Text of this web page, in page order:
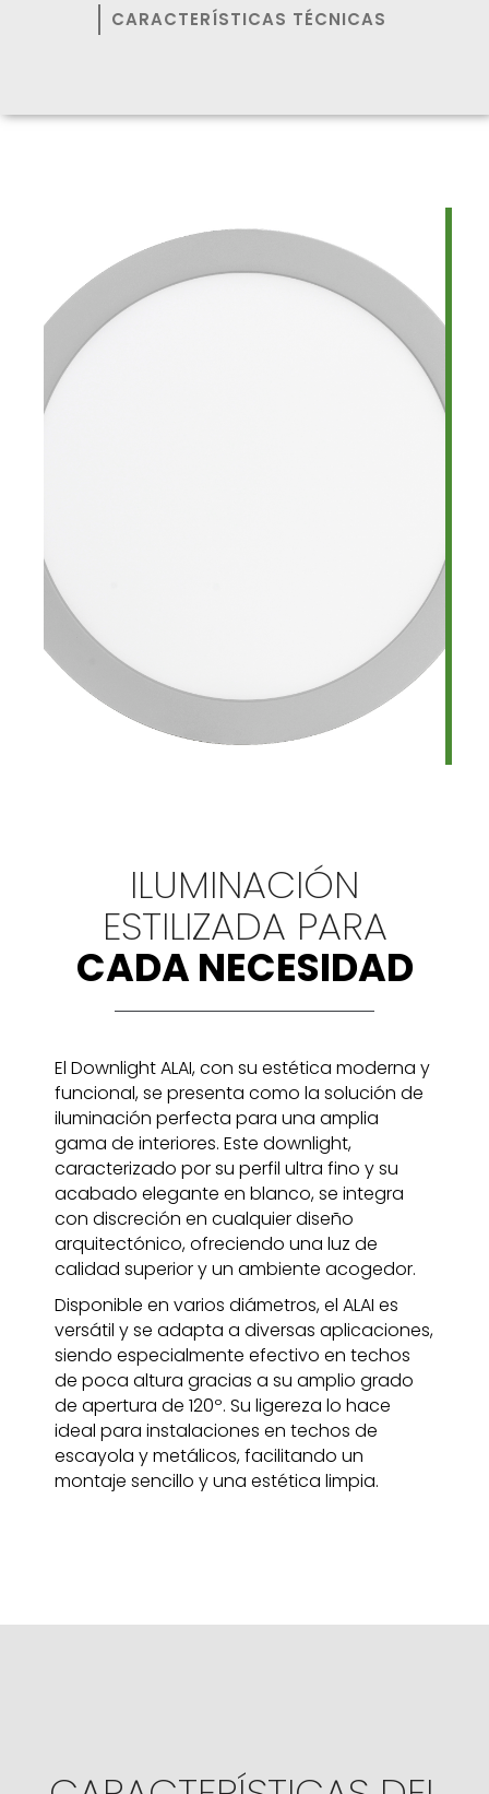
CARACTERÍSTICAS TÉCNICAS
ILUMINACIÓN
ESTILIZADA PARA
CADA NECESIDAD
El Downlight ALAI, con su estética moderna y
funcional, se presenta como la solución de
iluminación perfecta para una amplia
gama de interiores. Este downlight,
caracterizado por su perfil ultra fino y su
acabado elegante en blanco, se integra
con discreción en cualquier diseño
arquitectónico, ofreciendo una luz de
calidad superior y un ambiente acogedor.
Disponible en varios diámetros, el ALAI es
versátil y se adapta a diversas aplicaciones,
siendo especialmente efectivo en techos
de poca altura gracias a su amplio grado
de apertura de 120º. Su ligereza lo hace
ideal para instalaciones en techos de
escayola y metálicos, facilitando un
montaje sencillo y una estética limpia.